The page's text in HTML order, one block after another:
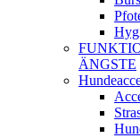
ÄNGSTE